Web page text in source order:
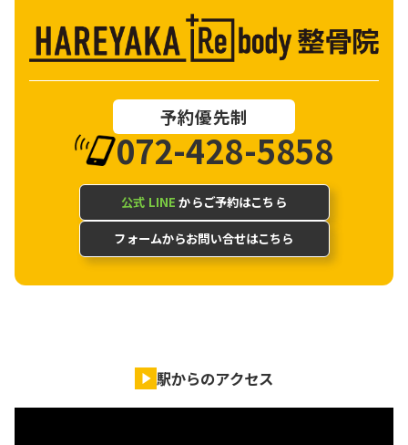
予約優先制
072-428-5858
公式 LINE からご予約はこちら
フォームからお問い合せはこちら
駅からのアクセス